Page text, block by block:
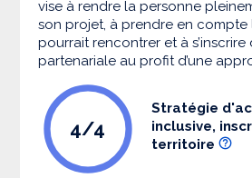
vise à rendre la personne
son projet, à prendre en compte
pourrait rencontrer et à
partenariale au profit d’une
4/4
Stratégie
inclusive,
territoire